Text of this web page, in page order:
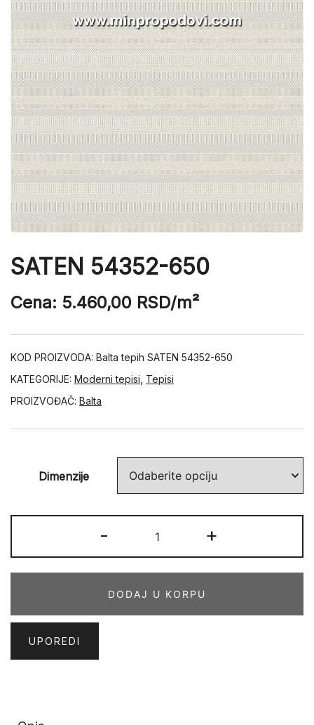
SATEN 54352-650
Cena: 5.460,00 RSD/m²
KOD PROIZVODA: Balta tepih SATEN 54352-650
KATEGORIJE: Moderni tepisi Tepisi
PROIZVOĐAČ: Balta
Dimenzije
-
54352-
650
+
DODAJ U KORPU
UPOREDI